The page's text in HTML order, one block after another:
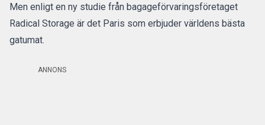
Men enligt en ny studie från bagageförvaringsföretaget
Radical Storage är det Paris som erbjuder världens bästa
gatumat.
ANNONS